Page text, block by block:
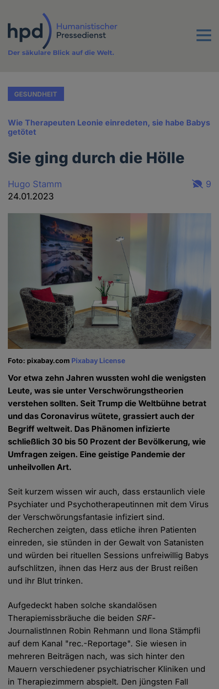
Inhalt
Menu
Der säkulare Blick auf die Welt.
GESUNDHEIT
Wie Therapeuten Leonie einredeten, sie habe Babys
getötet
Sie ging durch die Hölle
Hugo Stamm
24.01.2023
9
Foto: pixabay.com Pixabay License
Vor etwa zehn Jahren wussten wohl die wenigsten
Leute, was sie unter Verschwörungstheorien
verstehen sollten. Seit Trump die Weltbühne betrat
und das Coronavirus wütete, grassiert auch der
Begriff weltweit. Das Phänomen infizierte
schließlich 30 bis 50 Prozent der Bevölkerung, wie
Umfragen zeigen. Eine geistige Pandemie der
unheilvollen Art.
Seit kurzem wissen wir auch, dass erstaunlich viele
Psychiater und Psychotherapeutinnen mit dem Virus
der Verschwörungsfantasie infiziert sind.
Recherchen zeigten, dass etliche ihren Patienten
einreden, sie stünden in der Gewalt von Satanisten
und würden bei rituellen Sessions unfreiwillig Babys
aufschlitzen, ihnen das Herz aus der Brust reißen
und ihr Blut trinken.
Aufgedeckt haben solche skandalösen
Therapiemissbräuche die beidenSRF-
JournalistInnen Robin Rehmann und Ilona Stämpfli
auf dem Kanal "rec.-Reportage". Sie wiesen in
mehreren Beiträgen nach, was sich hinter den
Mauern verschiedener psychiatrischer Kliniken und
in Therapiezimmern abspielt. Den jüngsten Fall